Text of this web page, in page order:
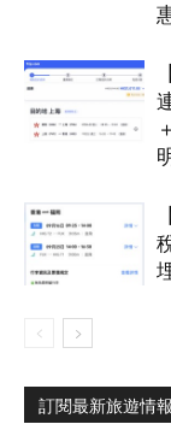
訂閱最新旅遊情報